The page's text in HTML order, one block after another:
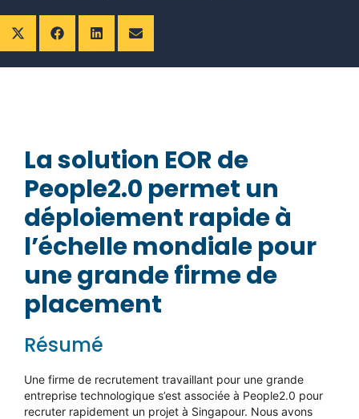
La solution EOR de
People2.0 permet un
déploiement rapide à
l’échelle mondiale pour
une grande firme de
placement
Résumé
Une firme de recrutement travaillant pour une grande
entreprise technologique s’est associée à People2.0 pour
recruter rapidement un projet à Singapour. Nous avons